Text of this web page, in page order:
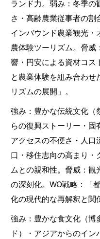
ランド力。弱み：冬季の
さ・高齢農業従事者の
インバウンド農業観光・
農体験ツーリズム。脅威
響・円安による資材コス
と農業体験を組み合わ
リズムの展開」。
強み：豊かな伝統文化（
らの復興ストーリー・
アクセスの不便さ・人口
口・移住志向の高まり・
ムとの親和性。脅威：観
の深刻化。WO戦略：「
化の現代的な再解釈と関
強み：豊かな食文化（博
ド）・アジアからのイ